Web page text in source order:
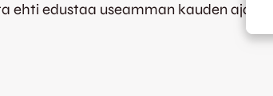
ehti edustaa useamman kauden ajan